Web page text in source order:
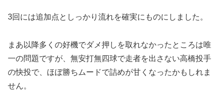
3回には追加点としっかり流れを確実にものにしました。
まあ以降多くの好機でダメ押しを取れなかったところは唯
一の問題ですが、無安打無四球で走者を出さない高橋投手
の快投で、ほぼ勝ちムードで詰めが甘くなったかもしれま
せん。